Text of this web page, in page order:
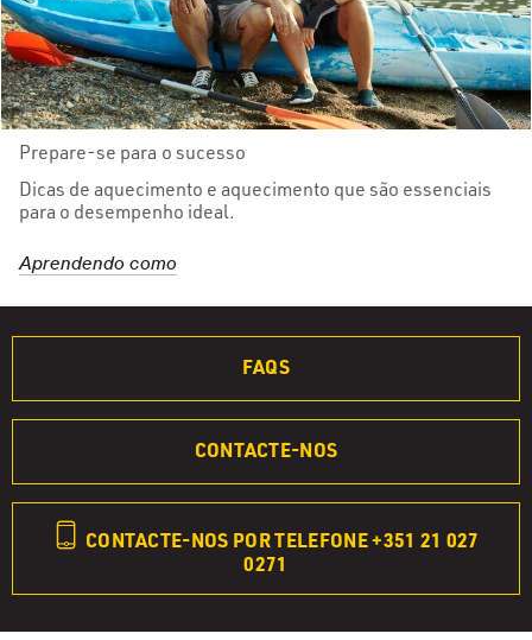
Prepare-se para o sucesso
Dicas de aquecimento e aquecimento que são essenciais
para o desempenho ideal.
Aprendendo como
FAQS
CONTACTE-NOS
CONTACTE-NOS POR TELEFONE +351 21 027
0271